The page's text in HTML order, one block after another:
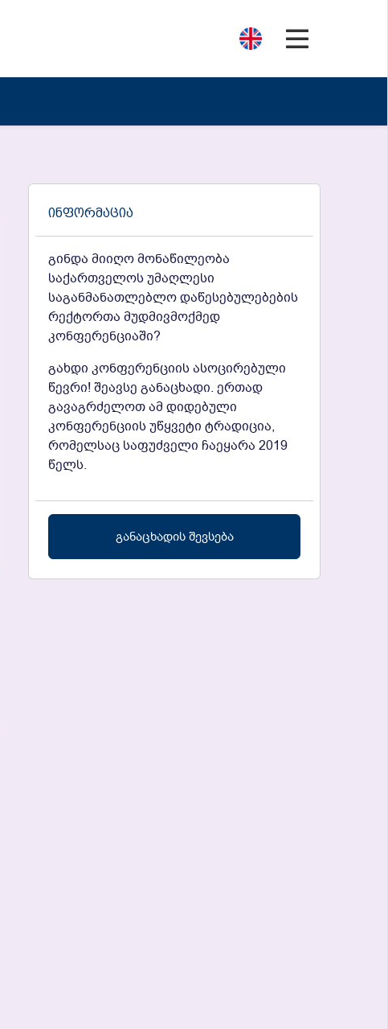
Ინფორმაცია
გინდა მიიღო მონაწილეობა
საქართველოს უმაღლესი
საგანმანათლებლო დაწესებულებების
რექტორთა მუდმივმოქმედ
კონფერენციაში?
გახდი კონფერენციის ასოცირებული
წევრი! შეავსე განაცხადი. ერთად
გავაგრძელოთ ამ დიდებული
კონფერენციის უწყვეტი ტრადიცია,
რომელსაც საფუძველი ჩაეყარა 2019
წელს.
განაცხადის შევსება